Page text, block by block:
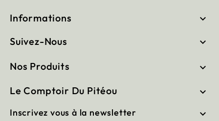
Informations 
Suivez-Nous 
Nos Produits 
Le Comptoir Du Pitéou 
Inscrivez vous à la newsletter 